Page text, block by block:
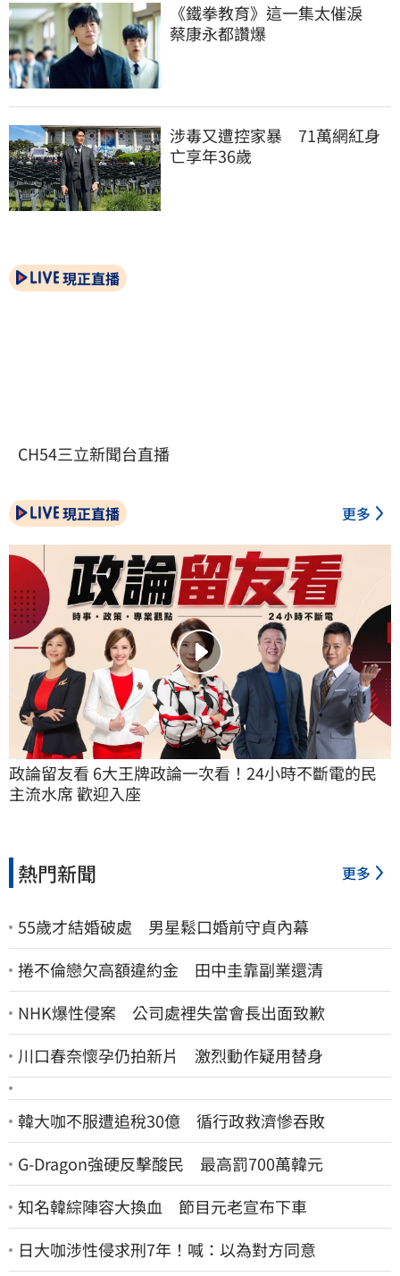
《鐵拳教育》這一集太催淚
蔡康永都讚爆
涉毒又遭控家暴　71萬網紅身
亡享年36歲
現正直播
CH54三立新聞台直播
現正直播 更多
政論留友看 6大王牌政論一次看！24小時不斷電的民
主流水席 歡迎入座
熱門新聞 更多
55歲才結婚破處 男星鬆口婚前守貞內幕
捲不倫戀欠高額違約金 田中圭靠副業還清
NHK爆性侵案 公司處裡失當會長出面致歉
川口春奈懷孕仍拍新片 激烈動作疑用替身
韓大咖不服遭追稅30億 循行政救濟慘吞敗
G-Dragon強硬反擊酸民 最高罰700萬韓元
知名韓綜陣容大換血 節目元老宣布下車
日大咖涉性侵求刑7年！喊：以為對方同意